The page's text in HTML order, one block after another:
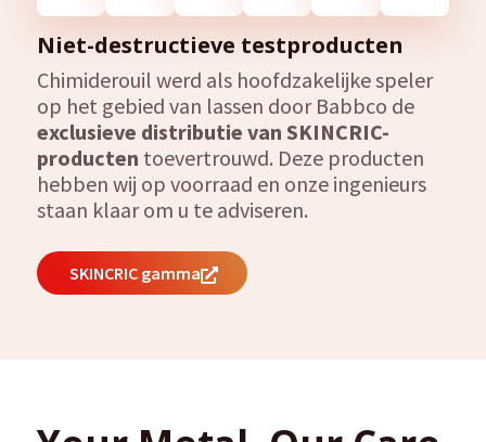
Niet-destructieve testproducten
Chimiderouil werd als hoofdzakelijke speler
op het gebied van lassen door Babbco de
exclusieve distributie van SKINCRIC-
producten toevertrouwd. Deze producten
hebben wij op voorraad en onze ingenieurs
staan ​​klaar om u te adviseren.
SKINCRIC gamma